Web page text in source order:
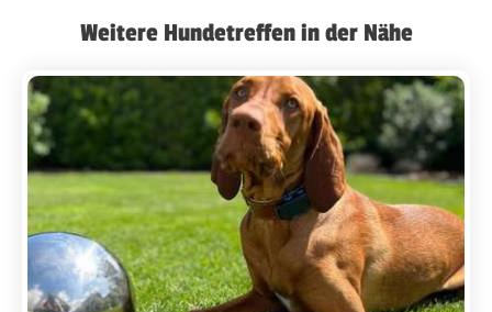
Weitere Hundetreffen in der Nähe